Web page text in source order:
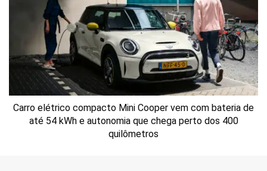
Carro elétrico compacto Mini Cooper vem com bateria de
até 54 kWh e autonomia que chega perto dos 400
quilômetros